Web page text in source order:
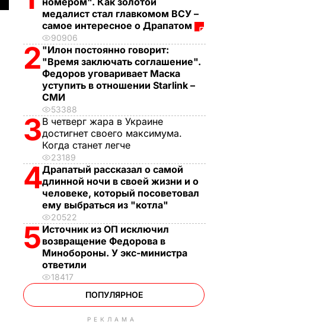
медалист стал главкомом ВСУ –
самое интересное о Драпатом
90906
2 "Илон постоянно говорит:
"Время заключать соглашение".
Федоров уговаривает Маска
уступить в отношении Starlink –
СМИ
53388
3В четверг жара в Украине
достигнет своего максимума.
Когда станет легче
23189
4Драпатый рассказал о самой
длинной ночи в своей жизни и о
человеке, который посоветовал
ему выбраться из "котла"
20522
5 Источник из ОП исключил
возвращение Федорова в
Минобороны. У экс-министра
ответили
18417
ПОПУЛЯРНОЕ
РЕКЛАМА